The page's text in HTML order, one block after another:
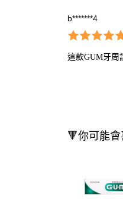
b*******4
這款GUM牙周
🔻你可能